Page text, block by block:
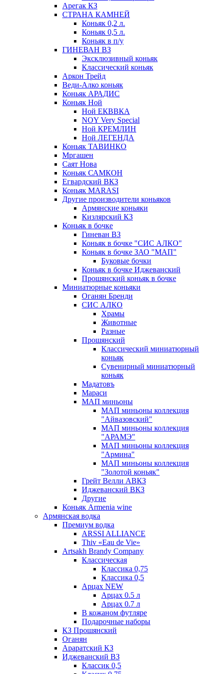
Арегак КЗ
СТРАНА КАМНЕЙ
Коньяк 0,2 л.
Коньяк 0,5 л.
Коньяк в п/у
ГИНЕВАН ВЗ
Эксклюзивный коньяк
Классический коньяк
Аркон Трейд
Веди-Алко коньяк
Коньяк АРАДИС
Коньяк Ной
Ной ЕКВВКА
NOY Very Special
Ной КРЕМЛИН
Ной ЛЕГЕНДА
Коньяк ТАВИНКО
Мргашен
Саят Нова
Коньяк САМКОН
Егвардский ВКЗ
Коньяк MARASI
Другие производители коньяков
Армянские коньяки
Кизлярский КЗ
Коньяк в бочке
Гиневан ВЗ
Коньяк в бочке "СИС АЛКО"
Коньяк в бочке ЗАО "МАП"
Буковые бочки
Коньяк в бочке Иджеванский
Прошянский коньяк в бочке
Миниатюрные коньяки
Оганян Бренди
СИС АЛКО
Храмы
Животные
Разные
Прошянский
Классический миниатюрный
коньяк
Сувенирный миниатюрный
коньяк
Мадатовъ
Мараси
МАП миньоны
МАП миньоны коллекция
"Айвазовский"
МАП миньоны коллекция
"АРАМЭ"
МАП миньоны коллекция
"Армина"
МАП миньоны коллекция
"Золотой коньяк"
Грейт Велли АВКЗ
Иджеванский ВКЗ
Другие
Коньяк Armenia wine
Армянская водка
Премиум водка
ARSSI ALLIANCE
Thiv «Eau de Vie»
Artsakh Brandy Company
Классическая
Классика 0,75
Классика 0,5
Арцах NEW
Арцах 0.5 л
Арцах 0.7 л
В кожаном футляре
Подарочные наборы
КЗ Прошянский
Оганян
Араратский КЗ
Иджеванский ВЗ
Классик 0,5